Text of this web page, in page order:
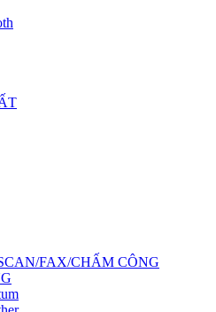
FAX/CHẤM CÔNG